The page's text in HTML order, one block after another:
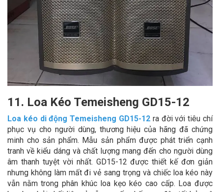
11. Loa Kéo Temeisheng GD15-12
Loa kéo di động Temeisheng GD15-12 ra đời với tiêu chí
phục vụ cho người dùng, thương hiệu của hãng đã chứng
minh cho sản phẩm. Mẫu sản phẩm được phát triển cạnh
tranh về kiểu dáng và chất lượng mang đến cho người dùng
âm thanh tuyệt vời nhất. GD15-12 được thiết kế đơn giản
nhưng không làm mất đi vẻ sang trọng và chiếc loa kéo này
vẫn nằm trong phân khúc loa kẹo kéo cao cấp. Loa được